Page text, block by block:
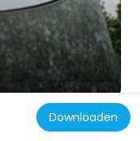
Downloaden